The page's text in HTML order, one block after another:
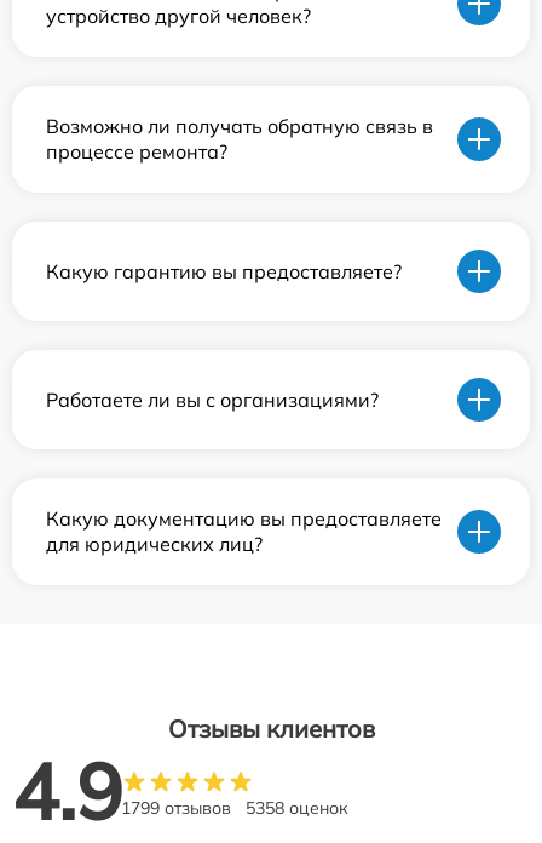
устройство другой человек?
Возможно ли получать обратную связь в
процессе ремонта?
Какую гарантию вы предоставляете?
Работаете ли вы с организациями?
Какую документацию вы предоставляете
для юридических лиц?
Отзывы клиентов
4.91799 отзывов 5358 оценок